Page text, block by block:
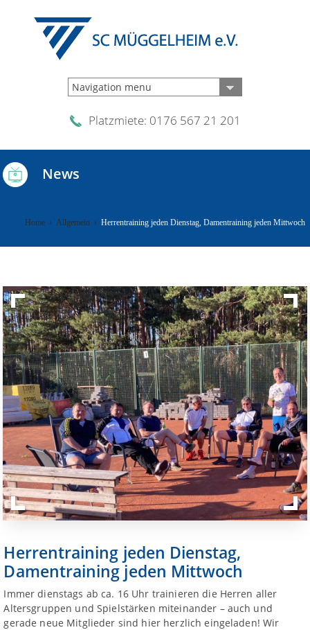
Navigation menu
Platzmiete: 0176 567 21 201
News
Home› Allgemein› Herrentraining jeden Dienstag, Damentraining jeden Mittwoch
Herrentraining jeden Dienstag,
Damentraining jeden Mittwoch
Immer dienstags ab ca. 16 Uhr trainieren die Herren aller
Altersgruppen und Spielstärken miteinander – auch und
gerade neue Mitglieder sind hier herzlich eingeladen! Wir